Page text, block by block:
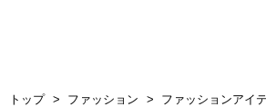
トップ ファッション ファッションアイ